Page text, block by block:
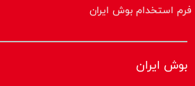
فرم استخدام بوش ایران
بوش ایران